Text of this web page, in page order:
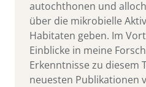
autochthonen und
über die mikrobielle
Habitaten geben. Im
Einblicke in meine
Erkenntnisse zu diesem
neuesten Publikationen